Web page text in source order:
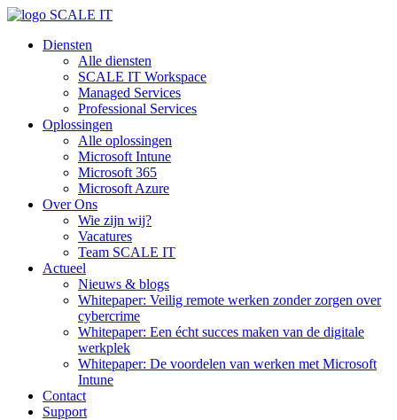
Diensten
Alle diensten
SCALE IT Workspace
Managed Services
Professional Services
Oplossingen
Alle oplossingen
Microsoft Intune
Microsoft 365
Microsoft Azure
Over Ons
Wie zijn wij?
Vacatures
Team SCALE IT
Actueel
Nieuws & blogs
Whitepaper: Veilig remote werken zonder zorgen over
cybercrime
Whitepaper: Een écht succes maken van de digitale
werkplek
Whitepaper: De voordelen van werken met Microsoft
Intune
Contact
Support